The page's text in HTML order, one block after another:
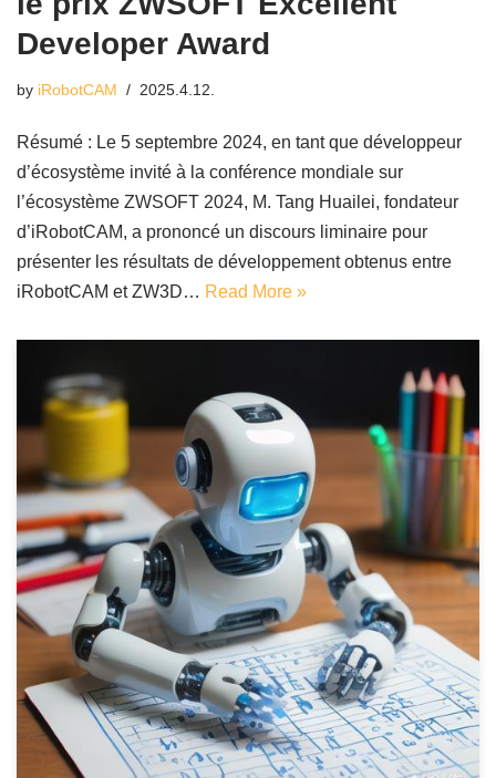
Developer Award
by iRobotCAM 2025.4.12.
Résumé : Le 5 septembre 2024, en tant que développeur
d’écosystème invité à la conférence mondiale sur
l’écosystème ZWSOFT 2024, M. Tang Huailei, fondateur
d’iRobotCAM, a prononcé un discours liminaire pour
présenter les résultats de développement obtenus entre
iRobotCAM et ZW3D… Read More »